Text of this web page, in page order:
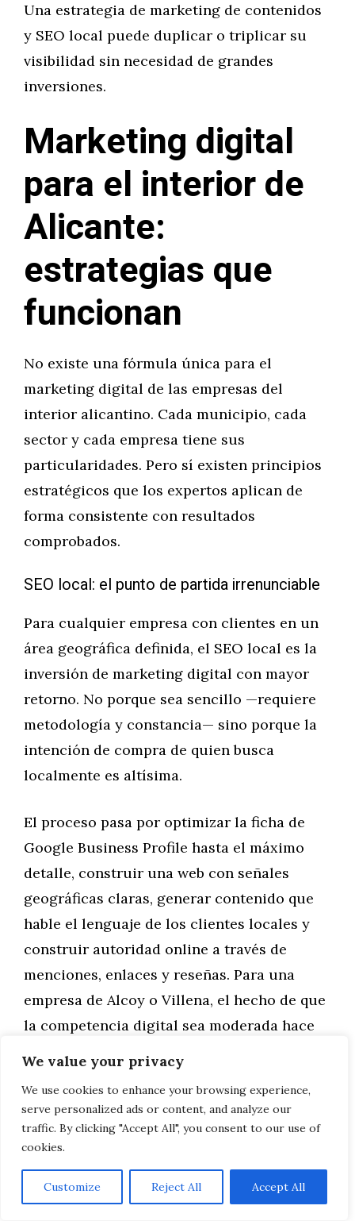
We value your privacy
We use cookies to enhance your browsing experience,
serve personalized ads or content, and analyze our
traffic. By clicking "Accept All", you consent to our use of
cookies.
Customize Reject All Accept All
Una estrategia de marketing de contenidos
y SEO local puede duplicar o triplicar su
visibilidad sin necesidad de grandes
inversiones.
Marketing digital
para el interior de
Alicante:
estrategias que
funcionan
No existe una fórmula única para el
marketing digital de las empresas del
interior alicantino. Cada municipio, cada
sector y cada empresa tiene sus
particularidades. Pero sí existen principios
estratégicos que los expertos aplican de
forma consistente con resultados
comprobados.
SEO local: el punto de partida irrenunciable
Para cualquier empresa con clientes en un
área geográfica definida, el SEO local es la
inversión de marketing digital con mayor
retorno. No porque sea sencillo —requiere
metodología y constancia— sino porque la
intención de compra de quien busca
localmente es altísima.
El proceso pasa por optimizar la ficha de
Google Business Profile hasta el máximo
detalle, construir una web con señales
geográficas claras, generar contenido que
hable el lenguaje de los clientes locales y
construir autoridad online a través de
menciones, enlaces y reseñas. Para una
empresa de Alcoy o Villena, el hecho de que
la competencia digital sea moderada hace
trabajo consistente ya se notan mejoras
significativas en el tráfico orgánico y en las
llamadas recibidas desde Google.
Marketing de contenidos adaptado al